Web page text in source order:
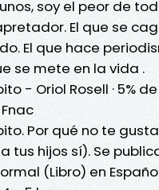
soy el peor de
El que se
El que hace
se mete en la vida .
- Oriol Rosell · 5% de
Por qué no te
tus hijos sí). Se
(Libro) en